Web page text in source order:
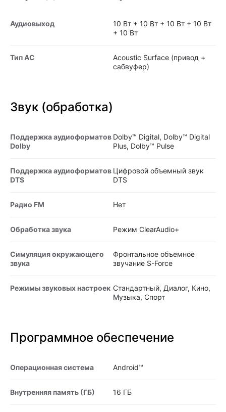
Аудиовыход
10 Вт + 10 Вт + 10 Вт + 10 Вт
+ 10 Вт
Тип АС
Acoustic Surface (привод +
сабвуфер)
Звук (обработка)
Поддержка аудиоформатов
Dolby
Dolby™ Digital, Dolby™ Digital
Plus, Dolby™ Pulse
Поддержка аудиоформатов
DTS
Цифровой объемный звук
DTS
Радио FM Нет
Обработка звука Режим ClearAudio+
Симуляция окружающего
звука
Фронтальное объемное
звучание S-Force
Режимы звуковых настроек Стандартный, Диалог, Кино,
Музыка, Спорт
Программное обеспечение
Операционная система Android™
Внутренняя память (ГБ) 16 ГБ